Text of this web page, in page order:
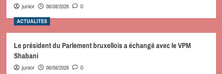
junior 06/08/2026 0
ACTUALITES
Le président du Parlement bruxellois a échangé avec le VPM
Shabani
junior 06/08/2026 0